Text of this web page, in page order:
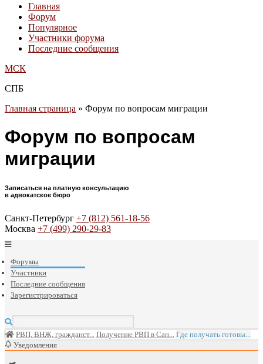
Главная
Форум
Популярное
Участники форума
Последние сообщения
МСК
СПБ
Главная страница » Форум по вопросам миграции
Форум по вопросам
миграции
Записаться на платную консультацию
в адвокатское бюро
Санкт-Петербург +7 (812) 561-18-56
Москва +7 (499) 290-29-83
Форумы
Участники
Последние сообщения
Зарегистрироваться
РВП, ВНЖ, гражданст... Получение РВП в Сан... Где получать готовы...
Уведомления